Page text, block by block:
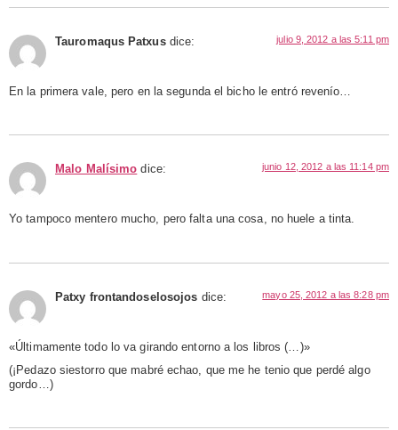
Tauromaqus Patxus dice: julio 9, 2012 a las 5:11 pm
En la primera vale, pero en la segunda el bicho le entró revenío…
Malo Malísimo dice: junio 12, 2012 a las 11:14 pm
Yo tampoco mentero mucho, pero falta una cosa, no huele a tinta.
Patxy frontandoselosojos dice: mayo 25, 2012 a las 8:28 pm
«Últimamente todo lo va girando entorno a los libros (…)»
(¡Pedazo siestorro que mabré echao, que me he tenio que perdé algo
gordo…)